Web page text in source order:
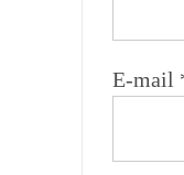
E-mail